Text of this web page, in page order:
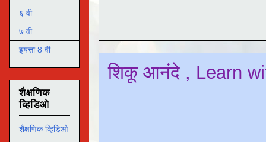
शिकू आनंदे , Learn
६ वी
७ वी
इयत्ता 8 वी
शैक्षणिक
व्हिडिओ
शैक्षणिक व्हिडिओ